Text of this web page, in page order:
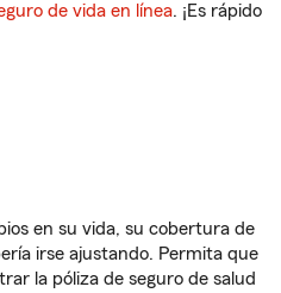
de vida en línea. ¡Es rápido
en su vida, su cobertura de
irse ajustando. Permita que
la póliza de seguro de salud